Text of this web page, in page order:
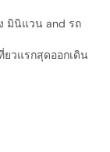
มินิแวน and รถ
ยวแรกสุดออกเดิน